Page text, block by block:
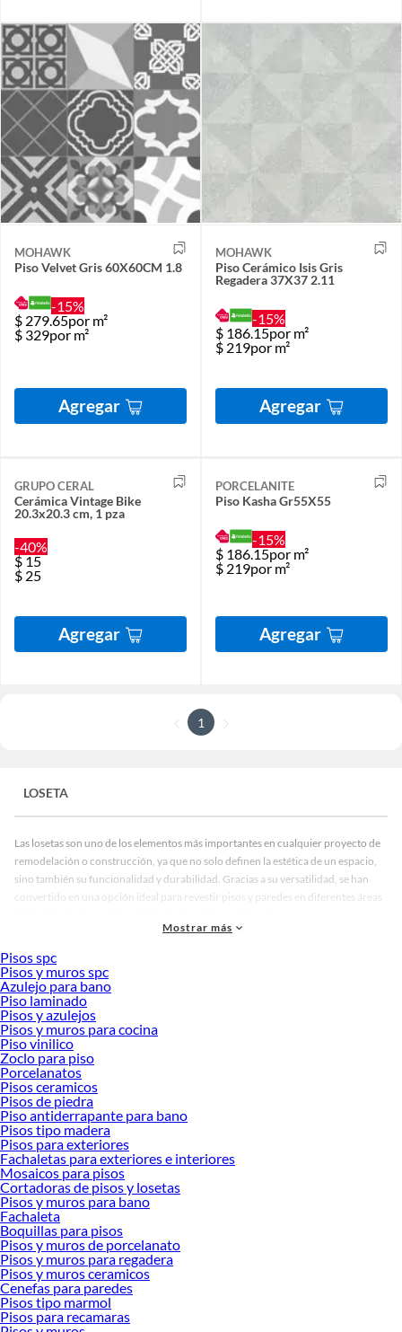
MOHAWK
Piso Velvet Gris 60X60CM 1.8
-15%
$ 279.65por m²
$ 329por m²
Agregar
MOHAWK
Piso Cerámico Isis Gris
Regadera 37X37 2.11
-15%
$ 186.15por m²
$ 219por m²
Agregar
GRUPO CERAL
Cerámica Vintage Bike
20.3x20.3 cm, 1 pza
-40%
$ 15
$ 25
Agregar
PORCELANITE
Piso Kasha Gr55X55
-15%
$ 186.15por m²
$ 219por m²
Agregar
1
LOSETA
Las losetas son uno de los elementos más importantes en cualquier proyecto de
remodelación o construcción, ya que no solo definen la estética de un espacio,
sino también su funcionalidad y durabilidad. Gracias a su versatilidad, se han
convertido en una opción ideal para revestir pisos y paredes en diferentes áreas
estilos, necesidades y presupuestos. Desde opciones clásicas hasta diseños
modernos que imitan materiales naturales, es posible combinarlas con otros
acabados comopisos y azulejos
espacios armoniosos y funcionales.
Qué son las losetas y para qué sirven
Las losetas son piezas fabricadas generalmente de cerámica, porcelanato u otros
materiales, utilizadas para cubrir superficies como pisos y paredes. Su principal
objetivo es proteger las superficies, facilitar la limpieza y mejorar la apariencia de
los espacios.
Se utilizan ampliamente en áreas como cocinas y baños debido a su resistencia a
la humedad y facilidad de mantenimiento. Por ejemplo, una loseta para baño
debe ofrecer propiedades antideslizantes, mientras que una loseta para cocina
debe resistir manchas y cambios de temperatura.
Ventajas de elegir losetas
Elegir losetas como recubrimiento ofrece múltiples beneficios tanto prácticos
como estéticos.
Beneficios principales:
Mostrar más
Pisos spc
Pisos y muros spc
Azulejo para bano
Piso laminado
Pisos y azulejos
Pisos y muros para cocina
Piso vinilico
Zoclo para piso
Porcelanatos
Pisos ceramicos
Pisos de piedra
Piso antiderrapante para bano
Pisos tipo madera
Pisos para exteriores
Fachaletas para exteriores e interiores
Mosaicos para pisos
Cortadoras de pisos y losetas
Pisos y muros para bano
Fachaleta
Boquillas para pisos
Pisos y muros de porcelanato
Pisos y muros para regadera
Pisos y muros ceramicos
Cenefas para paredes
Pisos tipo marmol
Pisos para recamaras